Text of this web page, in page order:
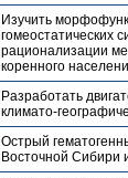
Изучить
гомеостатических
рационализации
коренного
Разработать
климато-
Острый
Восточной Сибири